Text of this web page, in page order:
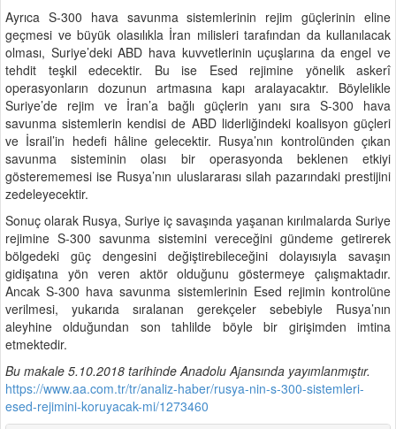
Ayrıca S-300 hava savunma sistemlerinin rejim güçlerinin eline
geçmesi ve büyük olasılıkla İran milisleri tarafından da kullanılacak
olması, Suriye’deki ABD hava kuvvetlerinin uçuşlarına da engel ve
tehdit teşkil edecektir. Bu ise Esed rejimine yönelik askerî
operasyonların dozunun artmasına kapı aralayacaktır. Böylelikle
Suriye’de rejim ve İran’a bağlı güçlerin yanı sıra S-300 hava
savunma sistemlerin kendisi de ABD liderliğindeki koalisyon güçleri
ve İsrail’in hedefi hâline gelecektir. Rusya’nın kontrolünden çıkan
savunma sisteminin olası bir operasyonda beklenen etkiyi
gösterememesi ise Rusya’nın uluslararası silah pazarındaki prestijini
zedeleyecektir.
Sonuç olarak Rusya, Suriye iç savaşında yaşanan kırılmalarda Suriye
rejimine S-300 savunma sistemini vereceğini gündeme getirerek
bölgedeki güç dengesini değiştirebileceğini dolayısıyla savaşın
gidişatına yön veren aktör olduğunu göstermeye çalışmaktadır.
Ancak S-300 hava savunma sistemlerinin Esed rejimin kontrolüne
verilmesi, yukarıda sıralanan gerekçeler sebebiyle Rusya’nın
aleyhine olduğundan son tahlilde böyle bir girişimden imtina
etmektedir.
Bu makale 5.10.2018 tarihinde Anadolu Ajansında yayımlanmıştır.
https://www.aa.com.tr/tr/analiz-haber/rusya-nin-s-300-sistemleri-
esed-rejimini-koruyacak-mi/1273460